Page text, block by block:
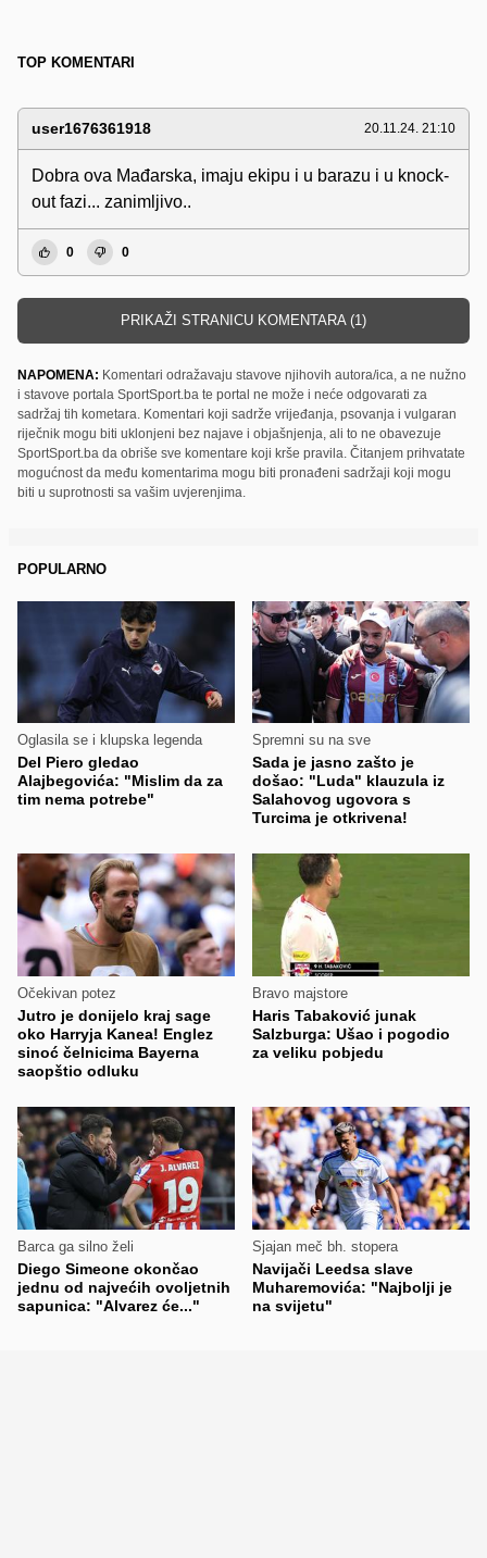
TOP KOMENTARI
user1676361918 20.11.24. 21:10
Dobra ova Mađarska, imaju ekipu i u barazu i u knock-
out fazi... zanimljivo..
0 0
PRIKAŽI STRANICU KOMENTARA (1)
NAPOMENA: Komentari odražavaju stavove njihovih autora/ica, a ne nužno
i stavove portala SportSport.ba te portal ne može i neće odgovarati za
sadržaj tih kometara. Komentari koji sadrže vrijeđanja, psovanja i vulgaran
riječnik mogu biti uklonjeni bez najave i objašnjenja, ali to ne obavezuje
SportSport.ba da obriše sve komentare koji krše pravila. Čitanjem prihvatate
mogućnost da među komentarima mogu biti pronađeni sadržaji koji mogu
biti u suprotnosti sa vašim uvjerenjima.
POPULARNO
Oglasila se i klupska legenda
Del Piero gledao
Alajbegovića: "Mislim da za
tim nema potrebe"
Spremni su na sve
Sada je jasno zašto je
došao: "Luda" klauzula iz
Salahovog ugovora s
Turcima je otkrivena!
Očekivan potez
Jutro je donijelo kraj sage
oko Harryja Kanea! Englez
sinoć čelnicima Bayerna
saopštio odluku
Bravo majstore
Haris Tabaković junak
Salzburga: Ušao i pogodio
za veliku pobjedu
Barca ga silno želi
Diego Simeone okončao
jednu od najvećih ovoljetnih
sapunica: "Alvarez će..."
Sjajan meč bh. stopera
Navijači Leedsa slave
Muharemovića: "Najbolji je
na svijetu"